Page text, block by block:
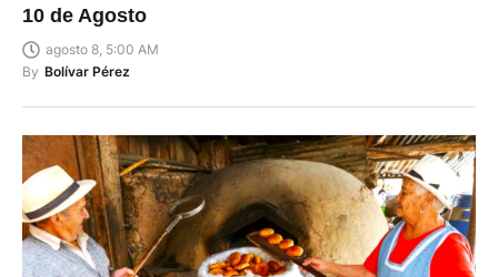
10 de Agosto
agosto 8, 5:00 AM
By Bolívar Pérez